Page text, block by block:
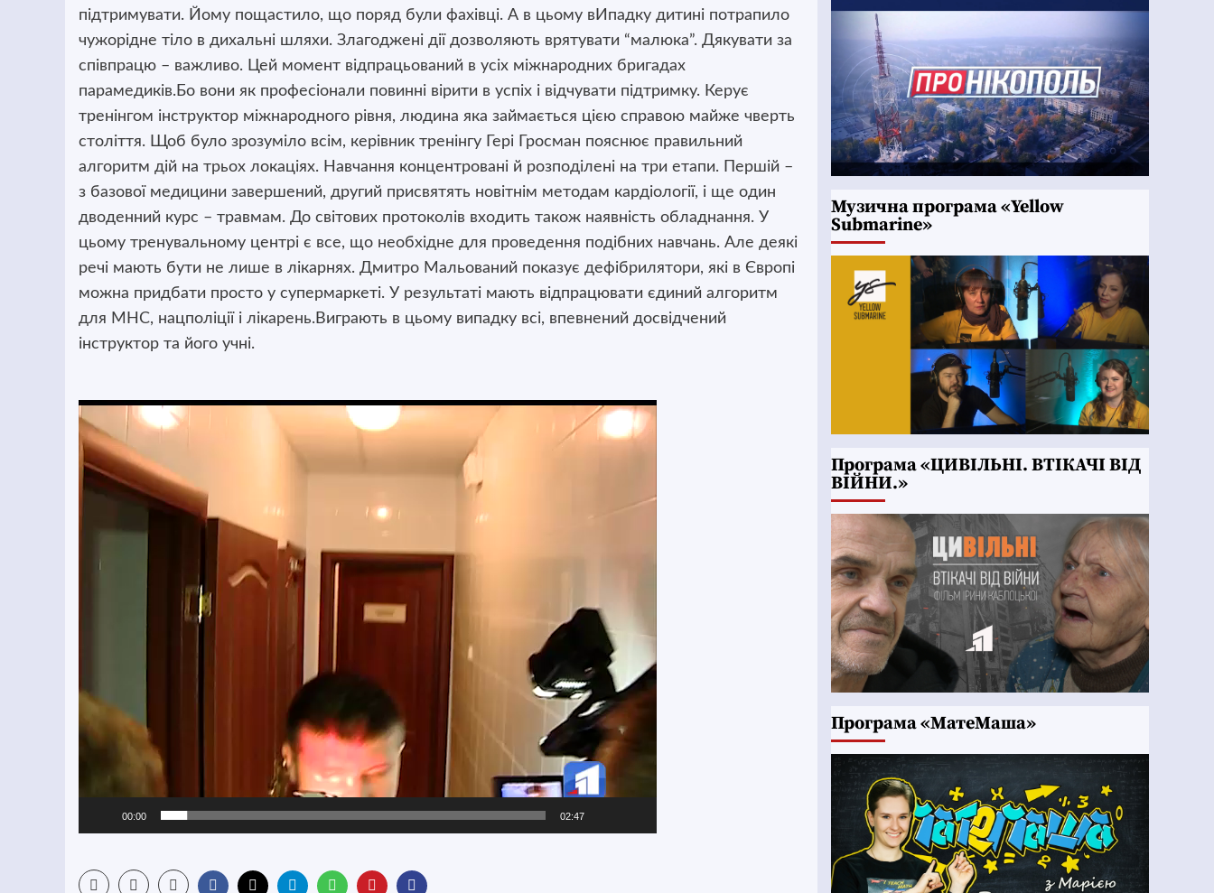
підтримувати. Йому пощастило, що поряд були фахівці. А в цьому вИпадку дитині потрапило
чужорідне тіло в дихальні шляхи. Злагоджені дії дозволяють врятувати “малюка”. Дякувати за
співпрацю – важливо. Цей момент відпрацьований в усіх міжнародних бригадах
парамедиків.Бо вони як професіонали повинні вірити в успіх і відчувати підтримку. Керує
тренінгом інструктор міжнародного рівня, людина яка займається цією справою майже чверть
століття. Щоб було зрозуміло всім, керівник тренінгу Гері Гросман пояснює правильний
алгоритм дій на трьох локаціях. Навчання концентровані й розподілені на три етапи. Першій –
з базової медицини завершений, другий присвятять новітнім методам кардіології, і ще один
дводенний курс – травмам. До світових протоколів входить також наявність обладнання. У
цьому тренувальному центрі є все, що необхідне для проведення подібних навчань. Але деякі
речі мають бути не лише в лікарнях. Дмитро Мальований показує дефібрилятори, які в Європі
можна придбати просто у супермаркеті. У результаті мають відпрацювати єдиний алгоритм
для МНС, нацполіції і лікарень.Виграють в цьому випадку всі, впевнений досвідчений
інструктор та його учні.
Відеопрогравач
00:00 02:47
Музична програма «Yellow
Submarine»
Програма «ЦИВІЛЬНІ. ВТІКАЧІ ВІД
ВІЙНИ.»
Програма «МатеМаша»